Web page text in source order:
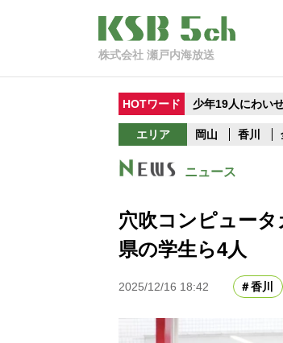
株式会社 瀬戸内海放送
HOTワード 少年19人にわい
エリア 岡山 香川
ニュース
穴吹コンピュー
県の学生ら4人
2025/12/16 18:42 香川